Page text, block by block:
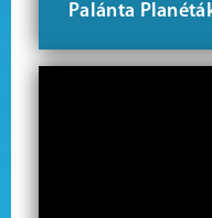
Palánta